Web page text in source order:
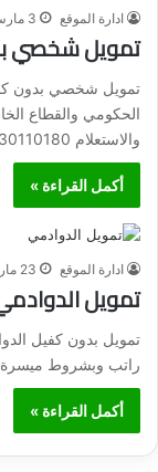
ادارة الموقع 3 مارس 2020
تمويل شخصي
تمويل شخصي بدون
الحكومي والقطاع
والاستعلام 0530110180 تمويل…
أكمل القراءة »
ادارة الموقع 23 مارس 2019
تمويل
تمويل بدون كفيل
راتب وبشروط ميسرة
أكمل القراءة »